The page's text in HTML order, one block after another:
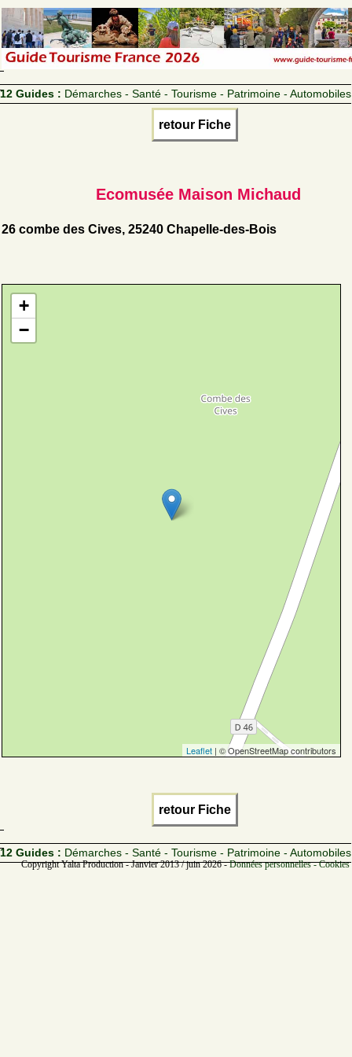
12 Guides : Démarches - Santé - Tourisme - Patrimoine - Automobiles
retour Fiche
Ecomusée Maison Michaud
26 combe des Cives, 25240 Chapelle-des-Bois
+
−
Leaflet | © OpenStreetMap contributors
retour Fiche
12 Guides : Démarches - Santé - Tourisme - Patrimoine - Automobiles
Copyright Yalta Production - Janvier 2013 / juin 2026 -Données personnelles -